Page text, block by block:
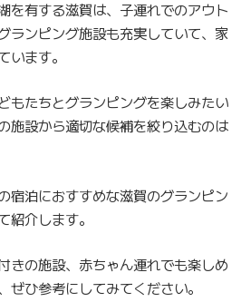
を有する滋賀は、子連れでのアウト
ランピング施設も充実していて、家
います。
もたちとグランピングを楽しみたい
施設から適切な候補を絞り込むのは
宿泊におすすめな滋賀のグランピン
紹介します。
きの施設、赤ちゃん連れでも楽しめ
ぜひ参考にしてみてください。